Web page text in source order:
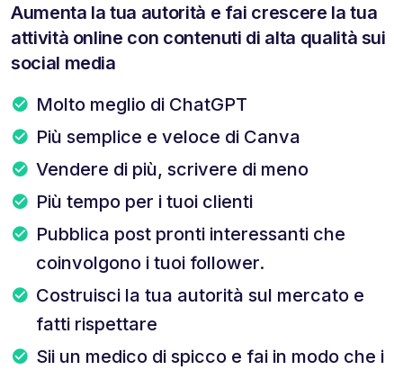
Aumenta la tua autorità e fai crescere la tua
attività online con contenuti di alta qualità sui
social media
Molto meglio di ChatGPT
Più semplice e veloce di Canva
Vendere di più, scrivere di meno
Più tempo per i tuoi clienti
Pubblica post pronti interessanti che
coinvolgono i tuoi follower.
Costruisci la tua autorità sul mercato e
fatti rispettare
Sii un medico di spicco e fai in modo che i